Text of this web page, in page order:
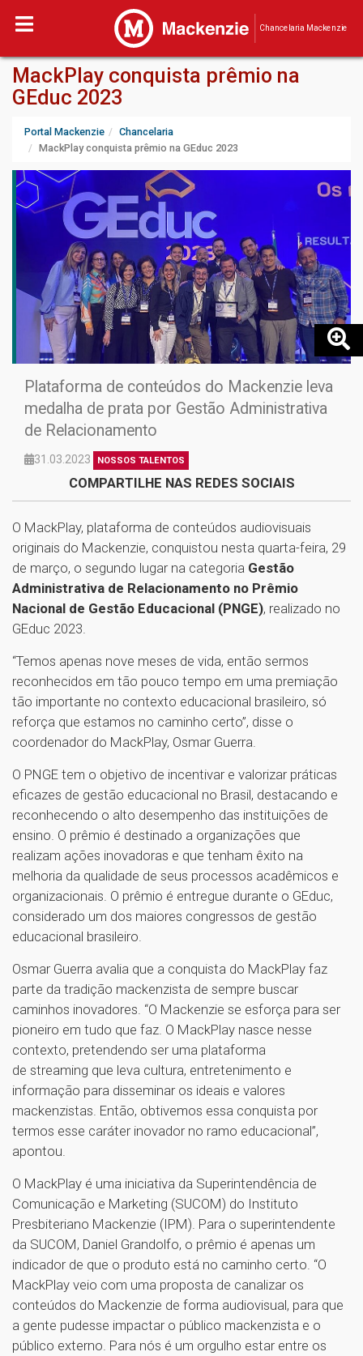
Chancelaria Mackenzie
MackPlay conquista prêmio na
GEduc 2023
Portal Mackenzie
Chancelaria
MackPlay conquista prêmio na GEduc 2023
Plataforma de conteúdos do Mackenzie leva
medalha de prata por Gestão Administrativa
de Relacionamento
31.03.2023 NOSSOS TALENTOS
COMPARTILHE NAS REDES SOCIAIS
O MackPlay, plataforma de conteúdos audiovisuais
originais do Mackenzie, conquistou nesta quarta-feira, 29
de março, o segundo lugar na categoria Gestão
Administrativa de Relacionamento no Prêmio
Nacional de Gestão Educacional (PNGE), realizado no
GEduc 2023.
“Temos apenas nove meses de vida, então sermos
reconhecidos em tão pouco tempo em uma premiação
tão importante no contexto educacional brasileiro, só
reforça que estamos no caminho certo”, disse o
coordenador do MackPlay, Osmar Guerra.
O PNGE tem o objetivo de incentivar e valorizar práticas
eficazes de gestão educacional no Brasil, destacando e
reconhecendo o alto desempenho das instituições de
ensino. O prêmio é destinado a organizações que
realizam ações inovadoras e que tenham êxito na
melhoria da qualidade de seus processos acadêmicos e
organizacionais. O prêmio é entregue durante o GEduc,
considerado um dos maiores congressos de gestão
educacional brasileiro.
Osmar Guerra avalia que a conquista do MackPlay faz
parte da tradição mackenzista de sempre buscar
caminhos inovadores. “O Mackenzie se esforça para ser
pioneiro em tudo que faz. O MackPlay nasce nesse
contexto, pretendendo ser uma plataforma
de streaming que leva cultura, entretenimento e
informação para disseminar os ideais e valores
mackenzistas. Então, obtivemos essa conquista por
termos esse caráter inovador no ramo educacional”,
apontou.
O MackPlay é uma iniciativa da Superintendência de
Comunicação e Marketing (SUCOM) do Instituto
Presbiteriano Mackenzie (IPM). Para o superintendente
da SUCOM, Daniel Grandolfo, o prêmio é apenas um
indicador de que o produto está no caminho certo. “O
MackPlay veio com uma proposta de canalizar os
conteúdos do Mackenzie de forma audiovisual, para que
a gente pudesse impactar o público mackenzista e o
público externo. Para nós é um orgulho estar entre os